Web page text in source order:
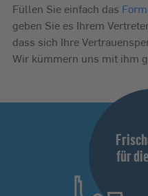
Füllen Sie einfach das
geben Sie es Ihrem
dass sich Ihre
Wir kümmern uns mit ihm
für